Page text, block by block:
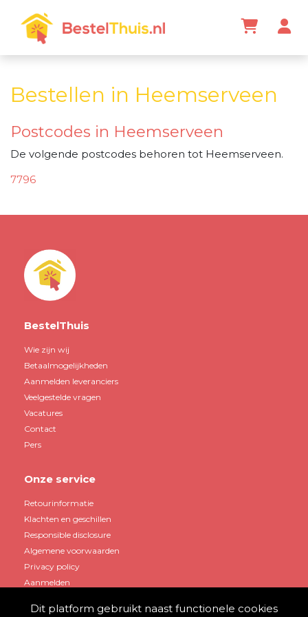
Bestellen in Heemserveen
Postcodes in Heemserveen
De volgende postcodes behoren tot Heemserveen.
7796
BestelThuis
Wie zijn wij
Betaalmogelijkheden
Aanmelden leveranciers
Veelgestelde vragen
Vacatures
Contact
Pers
Onze service
Retourinformatie
Klachten en geschillen
Responsible disclosure
Algemene voorwaarden
Privacy policy
Aanmelden
Dit platform gebruikt naast functionele cookies